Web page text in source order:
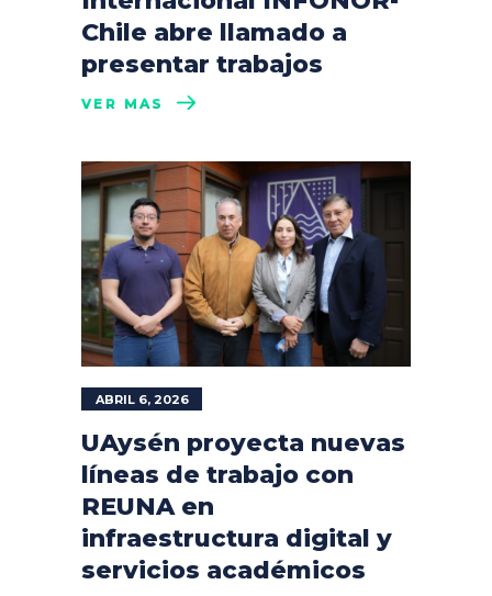
Chile abre llamado a
presentar trabajos
VER MÁS
ABRIL 6, 2026
UAysén proyecta nuevas
líneas de trabajo con
REUNA en
infraestructura digital y
servicios académicos